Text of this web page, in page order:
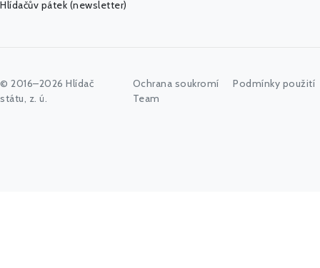
Hlídačův pátek (newsletter)
© 2016–2026 Hlídač
státu, z. ú.
Ochrana soukromí
Podmínky použití
Team